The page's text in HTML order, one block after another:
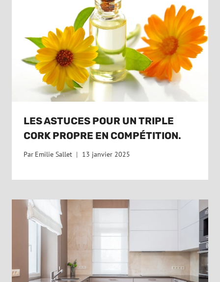
LES ASTUCES POUR UN TRIPLE
CORK PROPRE EN COMPÉTITION.
Par Emilie Sallet 13 janvier 2025